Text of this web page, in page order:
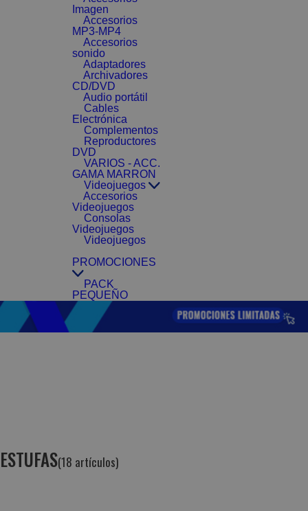
Imagen
Accesorios
MP3-MP4
Accesorios
sonido
Adaptadores
Archivadores
CD/DVD
Audio portátil
Cables
Electrónica
Complementos
Reproductores
DVD
VARIOS - ACC.
GAMA MARRON
Videojuegos
Accesorios
Videojuegos
Consolas
Videojuegos
Videojuegos
PROMOCIONES
PACK
PEQUEÑO
ESTUFAS(18 artículos)